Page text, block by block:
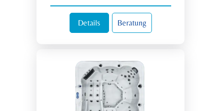
Details Beratung